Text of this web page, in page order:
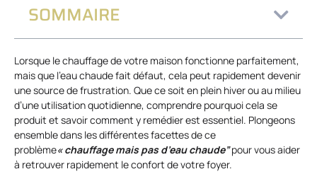
SOMMAIRE
Lorsque le chauffage de votre maison fonctionne parfaitement,
mais que l’eau chaude fait défaut, cela peut rapidement devenir
une source de frustration. Que ce soit en plein hiver ou au milieu
d’une utilisation quotidienne, comprendre pourquoi cela se
produit et savoir comment y remédier est essentiel. Plongeons
ensemble dans les différentes facettes de ce
problème« chauffage mais pas d’eau chaude”pour vous aider
à retrouver rapidement le confort de votre foyer.